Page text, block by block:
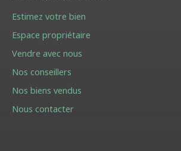
Estimez votre bien
Espace propriétaire
Vendre avec nous
Nos conseillers
Nos biens vendus
Nous contacter